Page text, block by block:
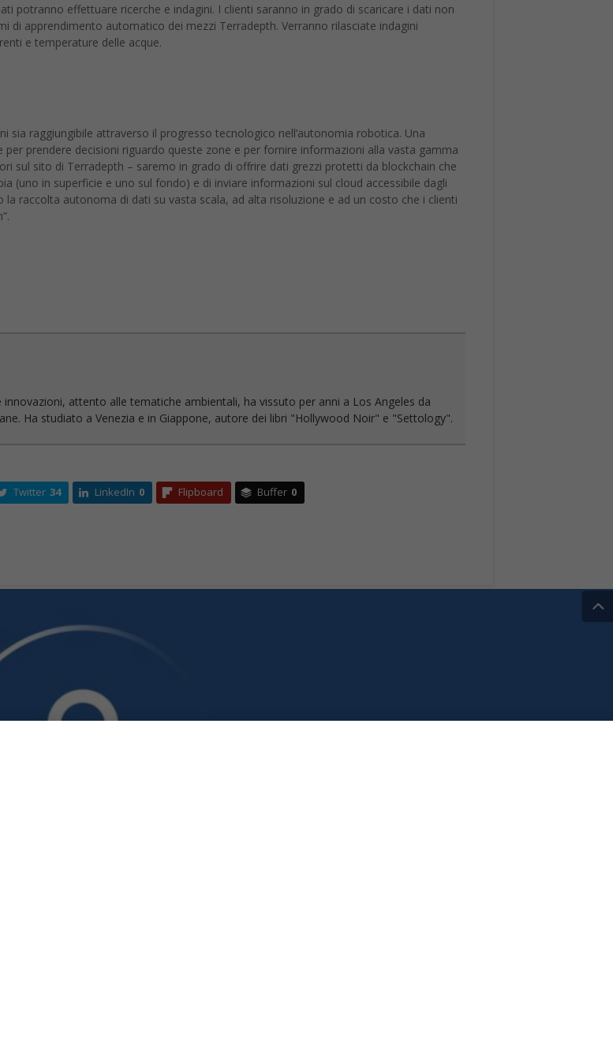
potranno effettuare ricerche e indagini. I clienti saranno in grado di scaricare i dati non
di apprendimento automatico dei mezzi Terradepth. Verranno rilasciate indagini
e temperature delle acque.
sia raggiungibile attraverso il progresso tecnologico nell’autonomia robotica. Una
prendere decisioni riguardo queste zone e per fornire informazioni alla vasta gamma
sul sito di Terradepth – saremo in grado di offrire dati grezzi protetti da blockchain che
(uno in superficie e uno sul fondo) e di inviare informazioni sul cloud accessibile dagli
raccolta autonoma di dati su vasta scala, ad alta risoluzione e ad un costo che i clienti
attento alle tematiche ambientali, ha vissuto per anni a Los Angeles da
Ha studiato a Venezia e in Giappone, autore dei libri "Hollywood Noir" e "Settology".
Twitter 34 LinkedIn 0 Flipboard Buffer 0